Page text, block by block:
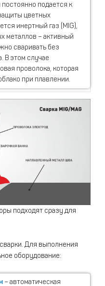
подается к
цветных
инертный газ (MIG),
металлов – активный
сваривать без
В этом случае
проволока, которая
при плавлении.
подходят сразу для
Для выполнения
оборудование:
– автоматическая